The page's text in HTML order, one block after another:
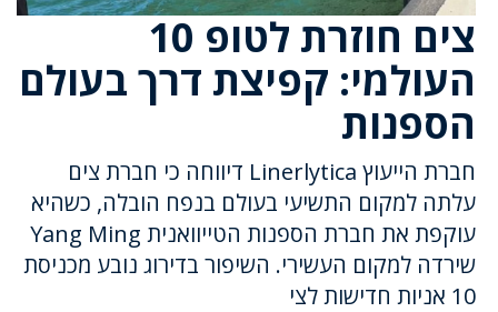
צים חוזרת לטופ 10
העולמי: קפיצת דרך בעולם
הספנות
חברת הייעוץ Linerlytica דיווחה כי חברת צים
עלתה למקום התשיעי בעולם בנפח הובלה, כשהיא
עוקפת את חברת הספנות הטייוואנית Yang Ming
שירדה למקום העשירי. השיפור בדירוג נובע מכניסת
10 אניות חדישות לצי